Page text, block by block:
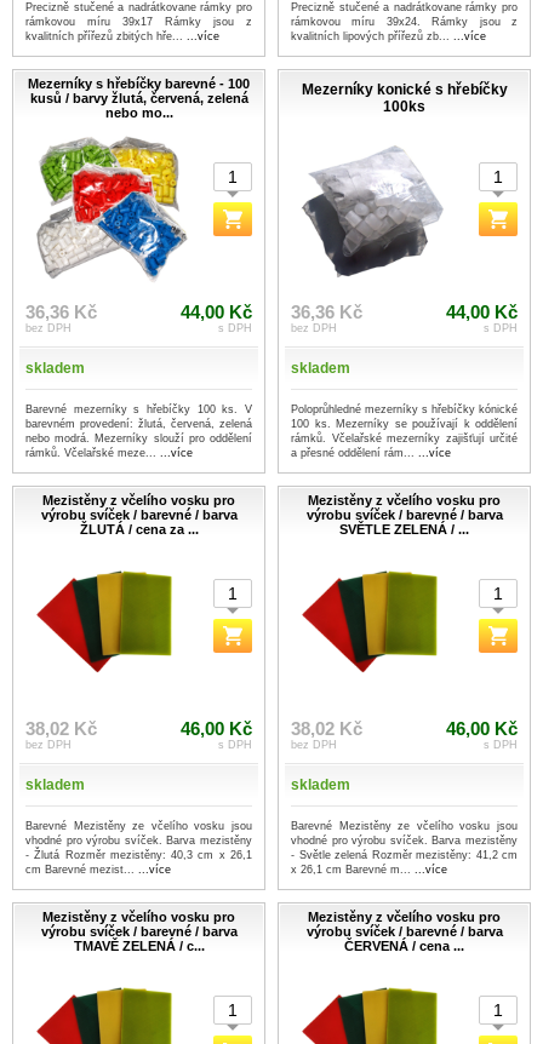
Precizně stučené a nadrátkovane rámky pro
rámkovou míru 39x17 Rámky jsou z
kvalitních přířezů zbitých hře... ...více
Precizně stučené a nadrátkovane rámky pro
rámkovou míru 39x24. Rámky jsou z
kvalitních lipových přířezů zb... ...více
Mezerníky s hřebíčky barevné - 100
kusů / barvy žlutá, červená, zelená
nebo mo...
36,36 Kč
bez DPH
44,00 Kč
s DPH
skladem
Barevné mezerníky s hřebíčky 100 ks. V
barevném provedení: žlutá, červená, zelená
nebo modrá. Mezerníky slouží pro oddělení
rámků. Včelařské meze... ...více
Mezerníky konické s hřebíčky
100ks
36,36 Kč
bez DPH
44,00 Kč
s DPH
skladem
Poloprůhledné mezerníky s hřebíčky kónické
100 ks. Mezerníky se používají k oddělení
rámků. Včelařské mezerníky zajišťují určité
a přesné oddělení rám... ...více
Mezistěny z včelího vosku pro
výrobu svíček / barevné / barva
ŽLUTÁ / cena za ...
38,02 Kč
bez DPH
46,00 Kč
s DPH
skladem
Barevné Mezistěny ze včelího vosku jsou
vhodné pro výrobu svíček. Barva mezistěny
- Žlutá Rozměr mezistěny: 40,3 cm x 26,1
cm Barevné mezist... ...více
Mezistěny z včelího vosku pro
výrobu svíček / barevné / barva
SVĚTLE ZELENÁ / ...
38,02 Kč
bez DPH
46,00 Kč
s DPH
skladem
Barevné Mezistěny ze včelího vosku jsou
vhodné pro výrobu svíček. Barva mezistěny
- Světle zelená Rozměr mezistěny: 41,2 cm
x 26,1 cm Barevné m... ...více
Mezistěny z včelího vosku pro
výrobu svíček / barevné / barva
TMAVĚ ZELENÁ / c...
Mezistěny z včelího vosku pro
výrobu svíček / barevné / barva
ČERVENÁ / cena ...